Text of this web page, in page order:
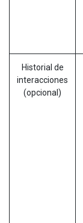
Historial de
interacciones
(opcional)